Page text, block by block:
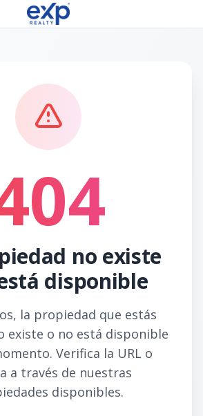
no existe
disponible
la propiedad que estás
existe o no está disponible
Verifica la URL o
a través de nuestras
disponibles.
eXp Realty República Dominicana